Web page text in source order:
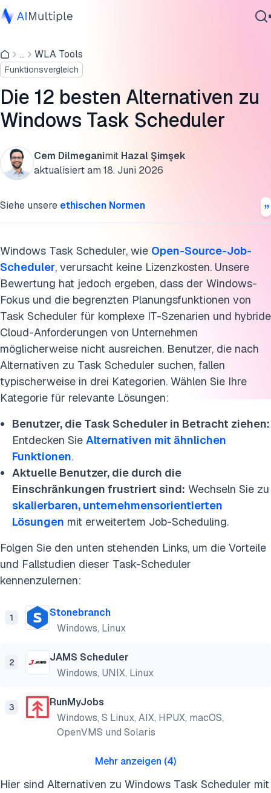
Agentische KI
Cybersicherheit
Daten
Unternehmenssoftware
Dienstleistungen
... WLA Tools
Funktionsvergleich
Die 12 besten Alternativen zu
Windows Task Scheduler
Cem Dilmeganimit Hazal Şimşek
aktualisiert am 18. Juni 2026
Siehe unsere ethischen Normen
Windows Task Scheduler, wie Open-Source-Job-
Scheduler, verursacht keine Lizenzkosten. Unsere
Bewertung hat jedoch ergeben, dass der Windows-
Fokus und die begrenzten Planungsfunktionen von
Task Scheduler für komplexe IT-Szenarien und hybride
Cloud-Anforderungen von Unternehmen
möglicherweise nicht ausreichen. Benutzer, die nach
Alternativen zu Task Scheduler suchen, fallen
typischerweise in drei Kategorien. Wählen Sie Ihre
Kategorie für relevante Lösungen:
Benutzer, die Task Scheduler in Betracht ziehen:
Entdecken Sie Alternativen mit ähnlichen
Funktionen.
Aktuelle Benutzer, die durch die
Einschränkungen frustriert sind: Wechseln Sie zu
skalierbaren, unternehmensorientierten
Lösungen mit erweitertem Job-Scheduling.
Folgen Sie den unten stehenden Links, um die Vorteile
und Fallstudien dieser Task-Scheduler
kennenzulernen:
1
Stonebranch
Windows, Linux
2
JAMS Scheduler
Windows, UNIX, Linux
3
RunMyJobs
Windows, S Linux, AIX, HPUX, macOS,
OpenVMS und Solaris
Mehr anzeigen (4)
Hier sind Alternativen zu Windows Task Scheduler mit
Unternehmensorientierte Alternativen zu Task Scheduler
Unsere Erfahrung mit dem Task-Planer
Scheduler
FAQs
Diese Forschung zitieren